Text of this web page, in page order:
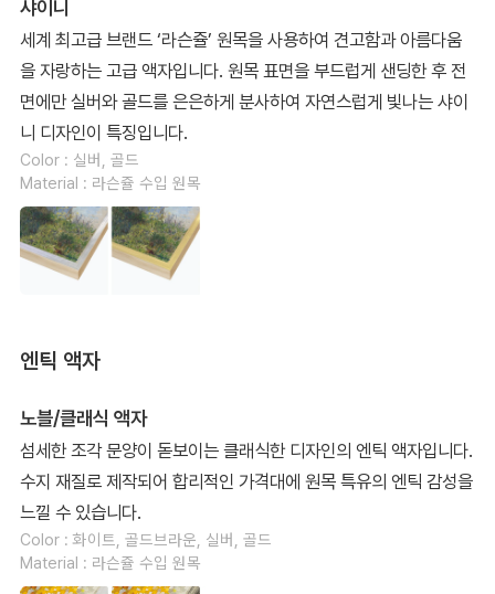
샤이니
세계 최고급 브랜드 ‘라슨쥴’ 원목을 사용하여 견고함과 아름다움
을 자랑하는 고급 액자입니다. 원목 표면을 부드럽게 샌딩한 후 전
면에만 실버와 골드를 은은하게 분사하여 자연스럽게 빛나는 샤이
니 디자인이 특징입니다.
Color : 실버, 골드
Material : 라슨쥴 수입 원목
엔틱 액자
노블/클래식 액자
섬세한 조각 문양이 돋보이는 클래식한 디자인의 엔틱 액자입니다.
수지 재질로 제작되어 합리적인 가격대에 원목 특유의 엔틱 감성을
느낄 수 있습니다.
Color : 화이트, 골드브라운, 실버, 골드
Material : 라슨쥴 수입 원목